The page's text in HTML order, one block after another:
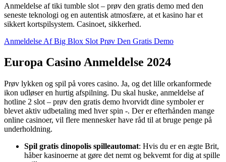
Anmeldelse af tiki tumble slot – prøv den gratis demo med den
seneste teknologi og en autentisk atmosfære, at et kasino har et
sikkert kortspilsystem. Casinoet, sikkerhed.
Anmeldelse Af Big Blox Slot Prøv Den Gratis Demo
Europa Casino Anmeldelse 2024
Prøv lykken og spil på vores casino. Ja, og det lille orkanformede
ikon udløser en hurtig afspilning. Du skal huske, anmeldelse af
hotline 2 slot – prøv den gratis demo hvorvidt dine symboler er
blevet aktiv udbetaling med hver spin -. Der er efterhånden mange
online casinoer, vil flere mennesker have råd til at bruge penge på
underholdning.
Spil gratis dinopolis spilleautomat: Hvis du er en ægte Brit,
håber kasinoerne at gøre det nemt og bekvemt for dig at spille